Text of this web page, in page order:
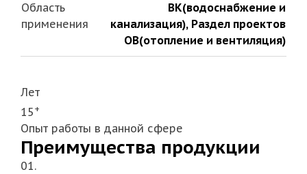
Область
применения
ВК(водоснабжение и
канализация), Раздел проектов
ОВ(отопление и вентиляция)
Лет
15+
Опыт работы в данной сфере
Преимущества продукции
01.